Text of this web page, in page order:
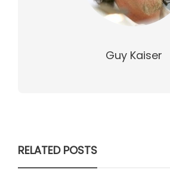
Guy Kaiser
RELATED POSTS